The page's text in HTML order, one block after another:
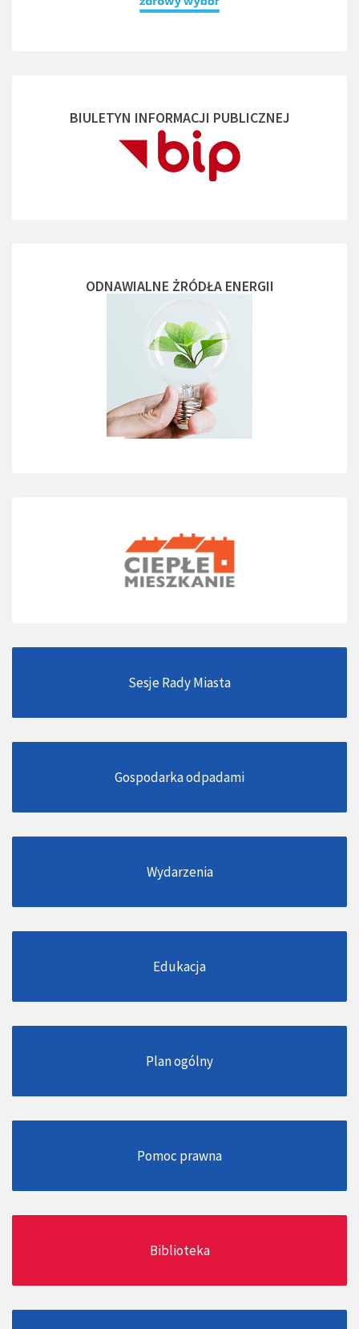
BIULETYN INFORMACJI PUBLICZNEJ
ODNAWIALNE ŻRÓDŁA ENERGII
Sesje Rady Miasta
Gospodarka odpadami
Wydarzenia
Edukacja
Plan ogólny
Pomoc prawna
Biblioteka